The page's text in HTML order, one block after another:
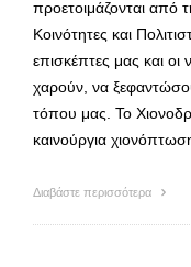
προετοιμάζονται από
Κοινότητες και
επισκέπτες μας και οι
χαρούν, να
τόπου μας. Το
καινούργια
Διαβάστε περισσότερα